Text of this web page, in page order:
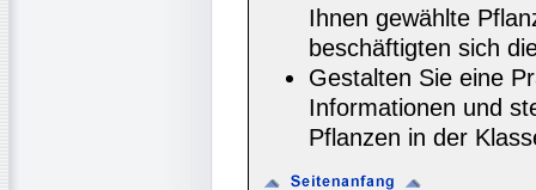
Ihnen gewählte
beschäftigten sich
Gestalten Sie eine
Informationen und
Pflanzen in der